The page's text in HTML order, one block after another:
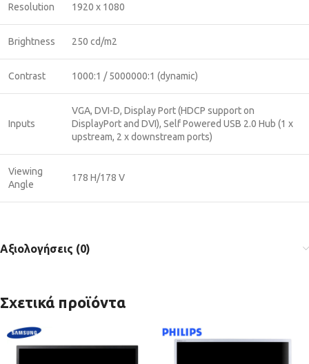
Resolution 1920 x 1080
Brightness 250 cd/m2
Contrast 1000:1 / 5000000:1 (dynamic)
Inputs
VGA, DVI-D, Display Port (HDCP support on
DisplayPort and DVI), Self Powered USB 2.0 Hub (1 x
upstream, 2 x downstream ports)
Viewing
Angle
178 H/178 V
Αξιολογήσεις (0)
Σχετικά προϊόντα